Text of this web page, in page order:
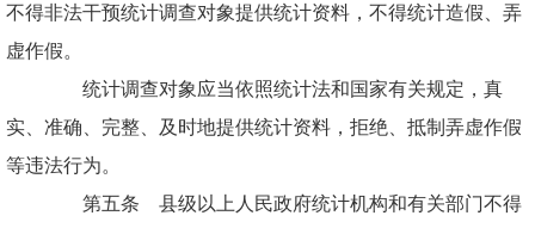
不得非法干预统计调查对象提供统计资料，不得统计造假、弄
虚作假。
统计调查对象应当依照统计法和国家有关规定，真
实、准确、完整、及时地提供统计资料，拒绝、抵制弄虚作假
等违法行为。
第五条 县级以上人民政府统计机构和有关部门不得